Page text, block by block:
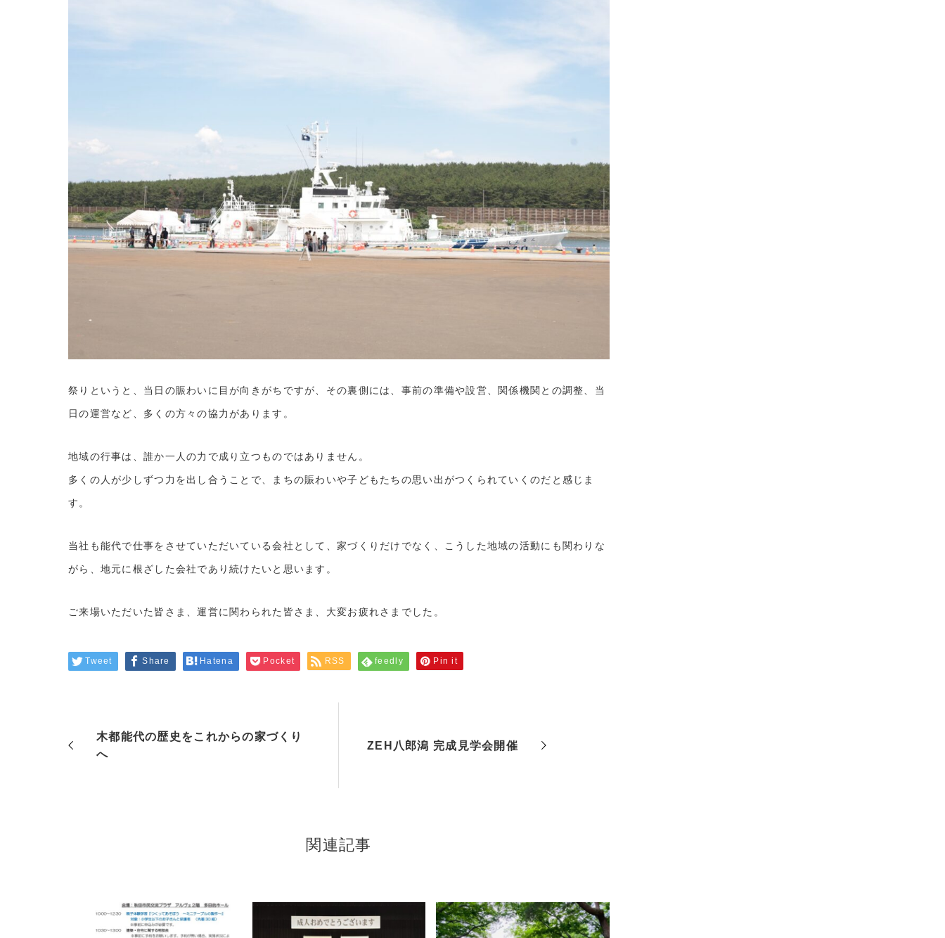
祭りというと、当日の賑わいに目が向きがちですが、その裏側には、事前の準備や設営、関係機関との調整、当
日の運営など、多くの方々の協力があります。
地域の行事は、誰か一人の力で成り立つものではありません。
多くの人が少しずつ力を出し合うことで、まちの賑わいや子どもたちの思い出がつくられていくのだと感じま
す。
当社も能代で仕事をさせていただいている会社として、家づくりだけでなく、こうした地域の活動にも関わりな
がら、地元に根ざした会社であり続けたいと思います。
ご来場いただいた皆さま、運営に関わられた皆さま、大変お疲れさまでした。
Tweet Share Hatena Pocket RSS feedly Pin it
木都能代の歴史をこれからの家づくり
へ
ZEH八郎潟 完成見学会開催
関連記事